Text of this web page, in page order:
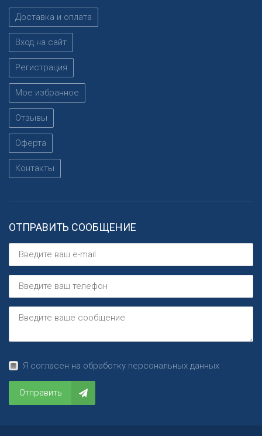
Доставка и оплата
Вход на сайт
Регистрация
Мое избранное
Отзывы
Оферта
Контакты
ОТПРАВИТЬ СООБЩЕНИЕ
Я согласен на обработку персональных данных
Отправить